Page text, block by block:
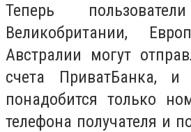
Теперь
Великобритании,
Австралии могут
счета ПриватБанка,
понадобится только
телефона получателя и